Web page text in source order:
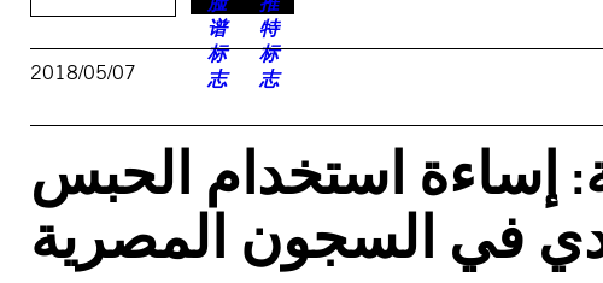
2018/05/07
إساءة استخدام الحبس
في السجون المصرية